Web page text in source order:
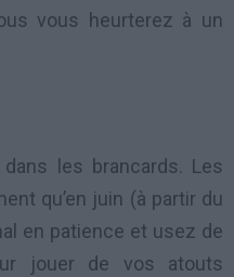
vous heurterez à un
les brancards. Les
qu’en juin (à partir du
en patience et usez de
jouer de vos atouts